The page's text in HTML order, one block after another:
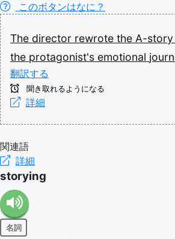
このボタンはなに？
The director rewrote the A-story
the protagonist's emotional
翻訳する
聞き取れるようになる
詳細
関連語
詳細
storying
名詞